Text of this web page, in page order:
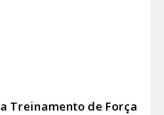
Treinamento de Força